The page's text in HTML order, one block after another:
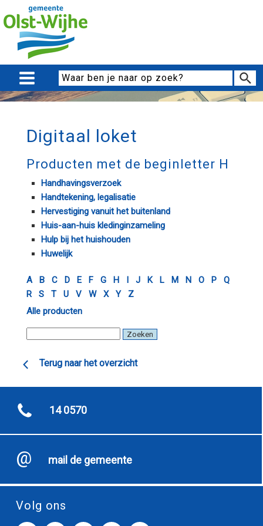
Digitaal loket
Producten met de beginletter H
Handhavingsverzoek
Handtekening, legalisatie
Hervestiging vanuit het buitenland
Huis-aan-huis kledinginzameling
Hulp bij het huishouden
Huwelijk
A B C D E F G H I J K L M N O P
Q
R
S T U V W X Y
Z
Alle producten
Terug naar het overzicht
14 0570
mail de gemeente
Volg ons